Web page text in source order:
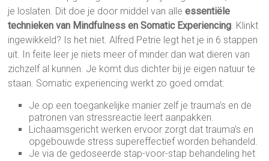
je loslaten. Dit doe je door middel van alleessentiële
technieken van Mindfulness en Somatic Experiencing. Klinkt
ingewikkeld? Is het niet. Alfred Petrie legt het je in 6 stappen
uit. In feite leer je niets meer of minder dan wat dieren van
zichzelf al kunnen. Je komt dus dichter bij je eigen natuur te
staan. Somatic experiencing werkt zo goed omdat:
Je op een toegankelijke manier zelf je trauma’s en de
patronen van stressreactie leert aanpakken.
Lichaamsgericht werken ervoor zorgt dat trauma’s en
opgebouwde stress supereffectief worden behandeld.
Je via de gedoseerde stap-voor-stap behandeling het